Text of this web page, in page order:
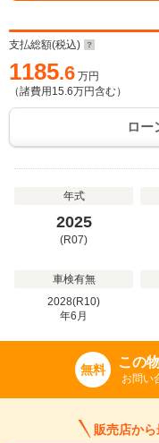
支払総額(税込)
1185.6 万円
（諸費用 15.6万円含む）
ロー
年式
2025
(R07)
車検有無
2028(R10)
年6 月
無料 この
お問い
販売店か